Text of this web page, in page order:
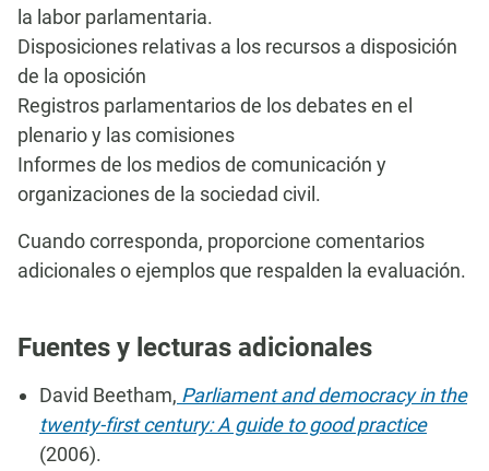
la labor parlamentaria.
Disposiciones relativas a los recursos a disposición
de la oposición
Registros parlamentarios de los debates en el
plenario y las comisiones
Informes de los medios de comunicación y
organizaciones de la sociedad civil.
Cuando corresponda, proporcione comentarios
adicionales o ejemplos que respalden la evaluación.
Fuentes y lecturas adicionales
David Beetham, Parliament and democracy in the
twenty-first century: A guide to good practice
(2006).